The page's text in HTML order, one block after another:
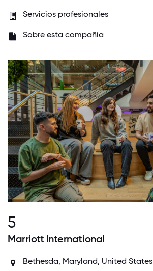
Servicios profesionales
Sobre esta compañía
5
Marriott International
Bethesda, Maryland, United States